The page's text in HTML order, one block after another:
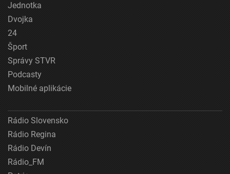
Jednotka
Dvojka
24
Šport
Správy STVR
Podcasty
Mobilné aplikácie
Rádio Slovensko
Rádio Regina
Rádio Devín
Rádio_FM